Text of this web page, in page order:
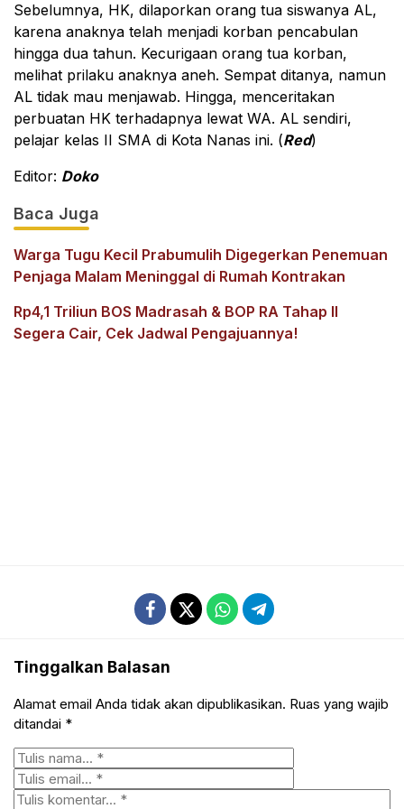
Sebelumnya, HK, dilaporkan orang tua siswanya AL,
karena anaknya telah menjadi korban pencabulan
hingga dua tahun. Kecurigaan orang tua korban,
melihat prilaku anaknya aneh. Sempat ditanya, namun
AL tidak mau menjawab. Hingga, menceritakan
perbuatan HK terhadapnya lewat WA. AL sendiri,
pelajar kelas II SMA di Kota Nanas ini. (Red)
Editor: Doko
Baca Juga
Warga Tugu Kecil Prabumulih Digegerkan Penemuan
Penjaga Malam Meninggal di Rumah Kontrakan
Rp4,1 Triliun BOS Madrasah & BOP RA Tahap II
Segera Cair, Cek Jadwal Pengajuannya!
Tinggalkan Balasan
Alamat email Anda tidak akan dipublikasikan. Ruas yang wajib
ditandai *